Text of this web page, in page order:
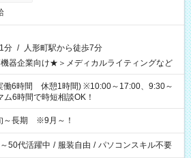
分 / 人形町駅から徒歩7分
機器企業向け★＞メディカルライティングなど
働6時間 休憩1時間) ※10:00～17:00、9:30～
6時間で時短相談OK！
～長期 ※9月～！
50代活躍中 / 服装自由 / パソコンスキル不要